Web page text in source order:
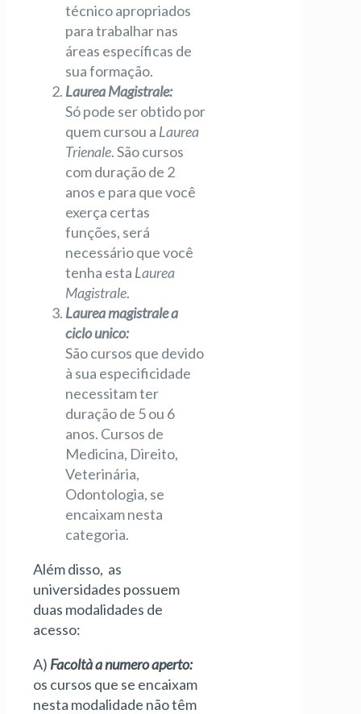
técnico apropriados
para trabalhar nas
áreas específicas de
sua formação.
Laurea Magistrale:
Só pode ser obtido por
quem cursou a Laurea
Trienale. São cursos
com duração de 2
anos e para que você
exerça certas
funções, será
necessário que você
tenha esta Laurea
Magistrale.
Laurea magistrale a
ciclo unico:
São cursos que devido
à sua especificidade
necessitam ter
duração de 5 ou 6
anos. Cursos de
Medicina, Direito,
Veterinária,
Odontologia, se
encaixam nesta
categoria.
Além disso, as
universidades possuem
duas modalidades de
acesso:
A) Facoltà a numero aperto:
os cursos que se encaixam
nesta modalidade não têm